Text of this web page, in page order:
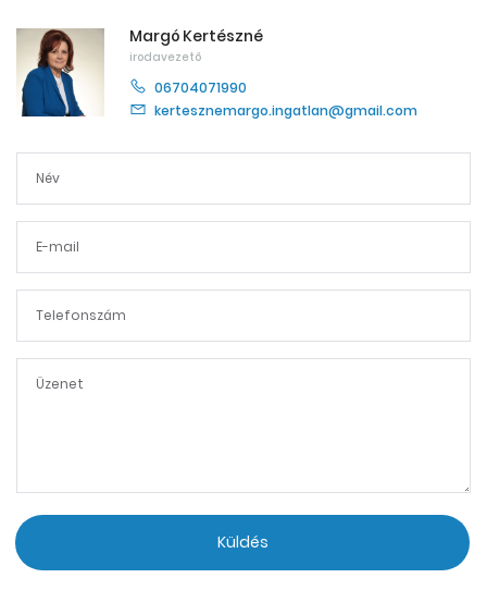
Margó Kertészné
irodavezető
06704071990
kertesznemargo.ingatlan@gmail.com
Küldés